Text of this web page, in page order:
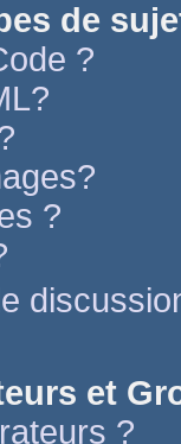
de
?
?
et
?